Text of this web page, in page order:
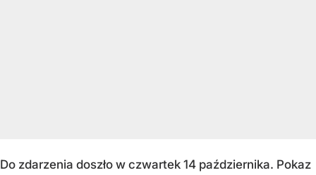
Do zdarzenia doszło w czwartek 14 października. Pokaz